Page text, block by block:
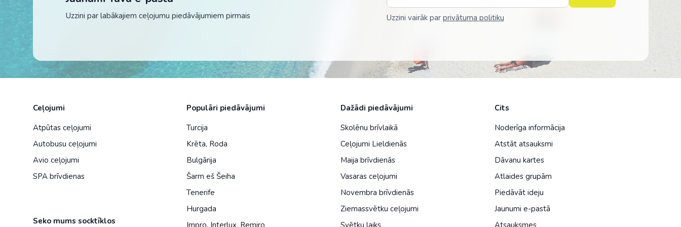
Malaizija
Saūda Arābija
Šrilanka
Taizeme
Uzzini par labākajiem ceļojumu piedāvājumiem pirmais Uzzini vairāk par privātuma politiku
Ceļojumi
Atpūtas ceļojumi
Autobusu ceļojumi
Avio ceļojumi
SPA brīvdienas
Seko mums socktīklos
Populāri piedāvājumi
Turcija
Krēta, Roda
Bulgārija
Šarm eš Šeiha
Tenerife
Hurgada
Impro, Interlux, Remiro
Dažādi piedāvājumi
Skolēnu brīvlaikā
Ceļojumi Lieldienās
Maija brīvdienās
Vasaras ceļojumi
Novembra brīvdienās
Ziemassvētku ceļojumi
Svētku laiks
Cits
Noderīga informācija
Atstāt atsauksmi
Dāvanu kartes
Atlaides grupām
Piedāvāt ideju
Jaunumi e-pastā
Atsauksmes